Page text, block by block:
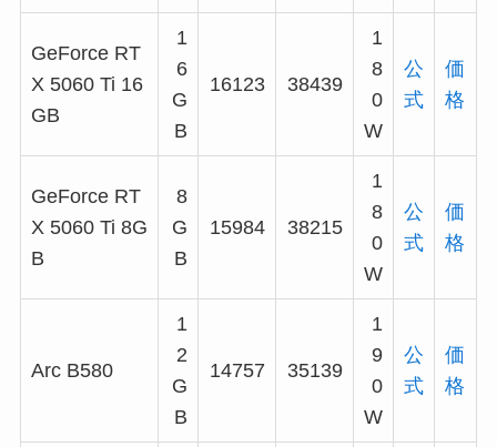
GeForce RT
X 5060 Ti 16
GB
1
6
G
B
16123 38439
1
8
0
W
公
式
価
格
GeForce RT
X 5060 Ti 8G
B
8
G
B
15984 38215
1
8
0
W
公
式
価
格
Arc B580
1
2
G
B
14757 35139
1
9
0
W
公
式
価
格